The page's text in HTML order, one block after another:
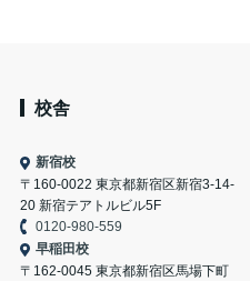
校舎
新宿校
〒160-0022 東京都新宿区新宿3-14-
20 新宿テアトルビル5F
0120-980-559
早稲田校
〒162-0045 東京都新宿区馬場下町